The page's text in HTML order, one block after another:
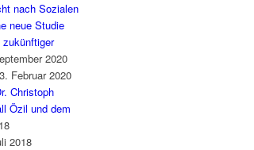
nach Sozialen
neue Studie
zukünftiger
2020
Februar 2020
Christoph
Özil und dem
2018